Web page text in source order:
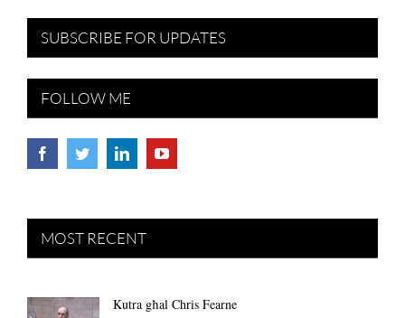
SUBSCRIBE FOR UPDATES
FOLLOW ME
MOST RECENT
Kutra għal Chris Fearne